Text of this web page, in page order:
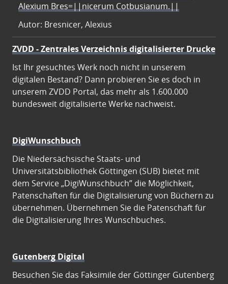
Alexium Bres=||nicerum Cotbusianum.||
Autor: Bresnicer, Alexius
ZVDD - Zentrales Verzeichnis digitalisierter Drucke
Ist Ihr gesuchtes Werk noch nicht in unserem
digitalen Bestand? Dann probieren Sie es doch in
unserem ZVDD Portal, das mehr als 1.600.000
bundesweit digitalisierte Werke nachweist.
DigiWunschbuch
Die Niedersächsische Staats- und
Universitätsbibliothek Göttingen (SUB) bietet mit
dem Service „DigiWunschbuch” die Möglichkeit,
Patenschaften für die Digitalisierung von Büchern zu
übernehmen. Übernehmen Sie die Patenschaft für
die Digitalisierung Ihres Wunschbuches.
Gutenberg Digital
Besuchen Sie das Faksimile der Göttinger Gutenberg